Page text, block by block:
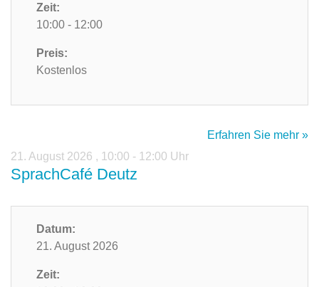
Zeit:
10:00 - 12:00
Preis:
Kostenlos
Erfahren Sie mehr »
21. August 2026 , 10:00 - 12:00 Uhr
SprachCafé Deutz
Datum:
21. August 2026
Zeit: